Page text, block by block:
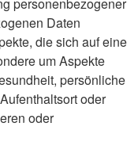
Daten
die sich auf eine
um Aspekte
persönliche
oder
oder